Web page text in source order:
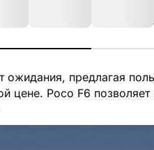
ожидания, предлагая
цене. Poco F6